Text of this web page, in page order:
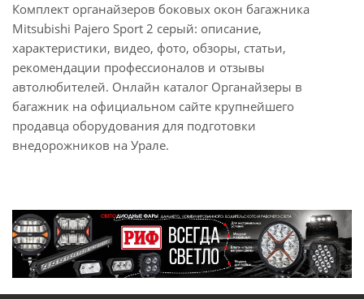
Комплект органайзеров боковых окон багажника
Mitsubishi Pajero Sport 2 серый: описание,
характеристики, видео, фото, обзоры, статьи,
рекомендации профессионалов и отзывы
автолюбителей. Онлайн каталог Органайзеры в
багажник на официальном сайте крупнейшего
продавца оборудования для подготовки
внедорожников на Урале.